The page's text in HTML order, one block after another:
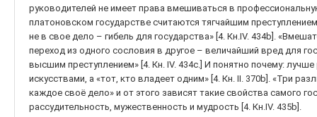
руководителей не имеет права вмешиваться в
платоновском государстве считаются тягчайшим
не в свое дело – гибель для государства» [4. Кн.IV. 434b].
переход из одного сословия в другое – величайший вред для
высшим преступлением» [4. Кн. IV. 434с.] И понятно почему:
искусствами, а «тот, кто владеет одним» [4. Кн. II. 370b]. «Три
каждое своё дело» и от этого зависят такие свойства самого
рассудительность, мужественность и мудрость [4. Кн.IV. 435b].